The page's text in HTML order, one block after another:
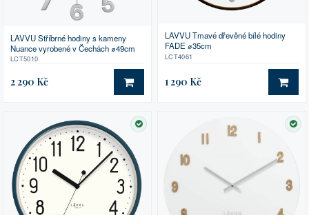
LAVVU Stříbrné hodiny s kameny
Nuance vyrobené v Čechách ⌀49cm
LCT5010
2 290 Kč DO KOŠÍKU
LAVVU Tmavé dřevěné bílé hodiny
FADE ⌀35cm
LCT4061
1 290 Kč DO
SKLADEM